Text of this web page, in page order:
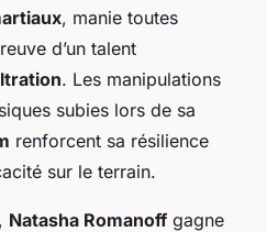
, manie toutes
d’un talent
. Les manipulations
subies lors de sa
renforcent sa résilience
sur le terrain.
Natasha Romanoffgagne